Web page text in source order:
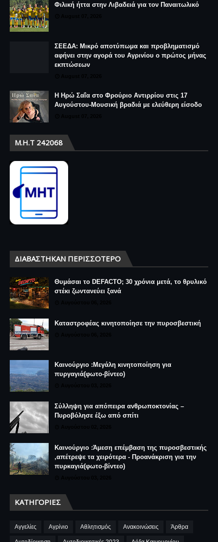
Φιλική ήττα στην Λιβαδειά για τον Παναιτωλικό
ΣΕΕΔΑ: Μικρό αποτύπωμα και προβληματισμό
αφήνει στην αγορά του Αγρινίου ο πρώτος μήνας
εκπτώσεων
Η Ηρώ Σαΐα στο Φρούριο Αντιρρίου στις 17
Αυγούστου-Μουσική βραδιά με ελεύθερη είσοδο
Μ.Η.Τ 242068
ΔΙΑΒΆΣΤΗΚΑΝ ΠΕΡΙΣΣΌΤΕΡΟ
Θυμάσαι το DEFACTO; 30 χρόνια μετά, το θρυλικό
στέκι ζωντανεύει ξανά
Καταστροφέας κινητοποίησε την πυροσβεστική
Καινούργιο :Μεγάλη κινητοποίηση για
πυργαγιά(φωτο-βίντεο)
Σύλληψη για απόπειρα ανθρωποκτονίας –
Πυροβόλησε έξω από σπίτι
Καινούργιο :Άμεση επέμβαση της πυροσβεστικής
,απέτρεψε τα χειρότερα - Προανάκριση για την
πυρκαγιά(φωτο-βίντεο)
ΚΑΤΗΓΟΡΊΕΣ
Αγγελίες Αγρίνιο Αθλητισμός Ανακοινώσεις Άρθρα